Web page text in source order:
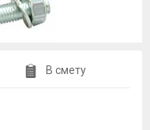
В смету